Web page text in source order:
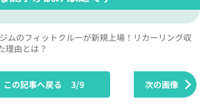
ムのフィットクルーが新規上場！リカーリング収
理由とは？
次の画像
この記事へ戻る 3/9